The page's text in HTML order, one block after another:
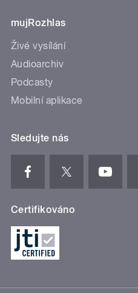
mujRozhlas
Živé vysílání
Audioarchiv
Podcasty
Mobilní aplikace
Sledujte nás
Certifikováno